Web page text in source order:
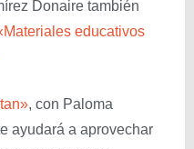
Donaire también
educativos
, con Paloma
ayudará a aprovechar